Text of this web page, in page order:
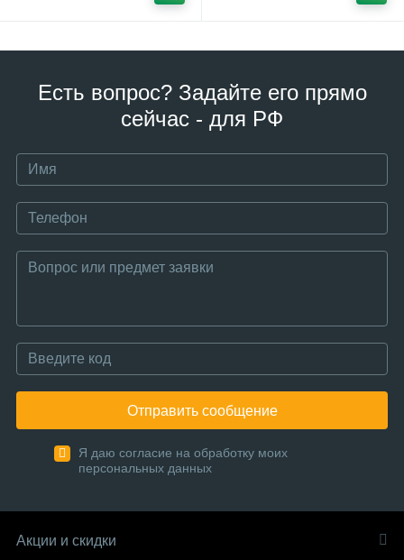
Есть вопрос? Задайте его прямо
сейчас - для РФ
Отправить сообщение
Я даю согласие на обработку моих
персональных данных
Акции и скидки